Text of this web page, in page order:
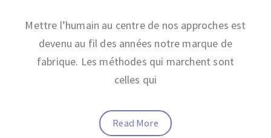
Mettre l’humain au centre de nos approches est
devenu au fil des années notre marque de
fabrique. Les méthodes qui marchent sont
celles qui
Read More